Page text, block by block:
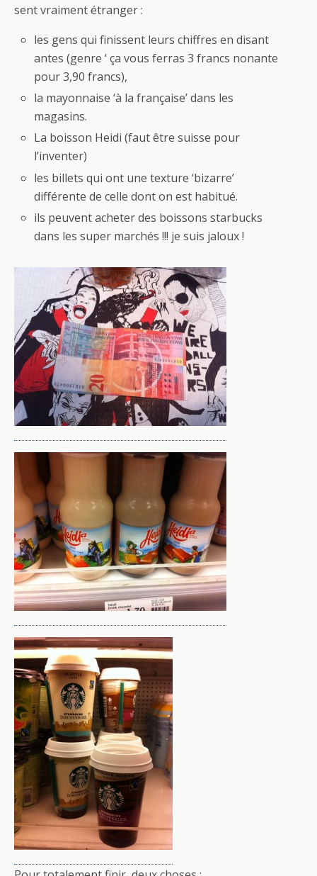
sent vraiment étranger :
les gens qui finissent leurs chiffres en disant
antes (genre ‘ ça vous ferras 3 francs nonante
pour 3,90 francs),
la mayonnaise ‘à la française’ dans les
magasins.
La boisson Heidi (faut être suisse pour
l’inventer)
les billets qui ont une texture ‘bizarre’
différente de celle dont on est habitué.
ils peuvent acheter des boissons starbucks
dans les super marchés !!! je suis jaloux !